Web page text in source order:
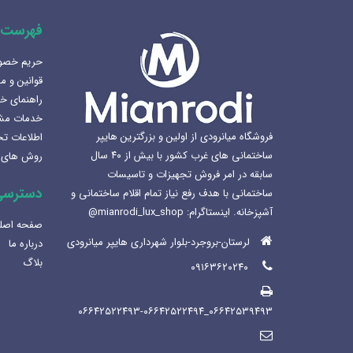
فروشگاه میانرودی از اولین و بزرگترین هایپر
ساختمانی های غرب کشور با بیش از ۴۰ سال
سابقه در امر فروش تجهیزات و تاسیسات
ساختمانی با هدف رفع نیاز تمام اقلام ساختمانی و
آشپزخانه. اینستاگرام: mianrodi_lux_shop@
لرستان-بروجرد-بلوار شهرداری هایپر میانرودی
۰۶۶۴۲۵۳۹۴۹۳_۰۶۶۴۲۵۲۲۴۹۳-۰۶۶۴۲۵۲۲۴۹۴
حریم
قوانین و
راهنمای
خدمات
اطلاعات
روش های
صفحه
درباره ما
بلاگ
هنرلوکس سازی سرویس بهداشتی
1405-02-07
بهترین سینک ظرفشویی برای
آشپزخانه
1404-12-02
لوکس ساختمانی میانرودی و
ساختمان لاکچری
1404-11-05